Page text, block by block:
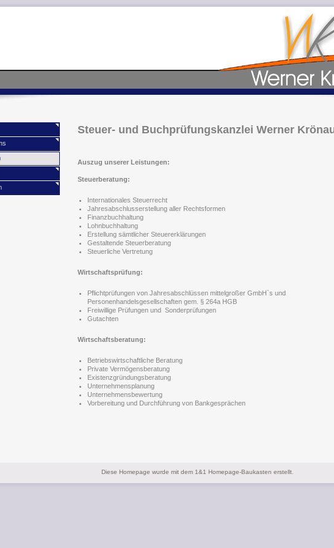
Steuer- und Buchprüfungskanzlei Werner
Auszug unserer Leistungen:
Steuerberatung:
Internationales Steuerrecht
Jahresabschlusserstellung aller Rechtsformen
Finanzbuchhaltung
Lohnbuchhaltung
Erstellung sämtlicher Steuererklärungen
Gestaltende Steuerberatung
Steuerliche Vertretung
Wirtschaftsprüfung:
Pflichtprüfungen von Jahresabschlüssen mittelgroßer GmbH`s und
Personenhandelsgesellschaften gem. § 264a HGB
Freiwillige Prüfungen und Sonderprüfungen
Gutachten
Wirtschaftsberatung:
Betriebswirtschaftliche Beratung
Private Vermögensberatung
Existenzgründungsberatung
Unternehmensplanung
Unternehmensbewertung
Vorbereitung und Durchführung von Bankgesprächen
Diese Homepage wurde mit dem 1&1 Homepage-Baukasten erstellt.